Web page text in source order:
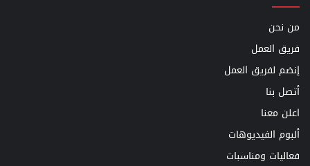
من نحن
فريق العمل
إنضم لفريق العمل
أتصل بنا
اعلن معنا
ألبوم الفيديوهات
فعاليات ومناسبات